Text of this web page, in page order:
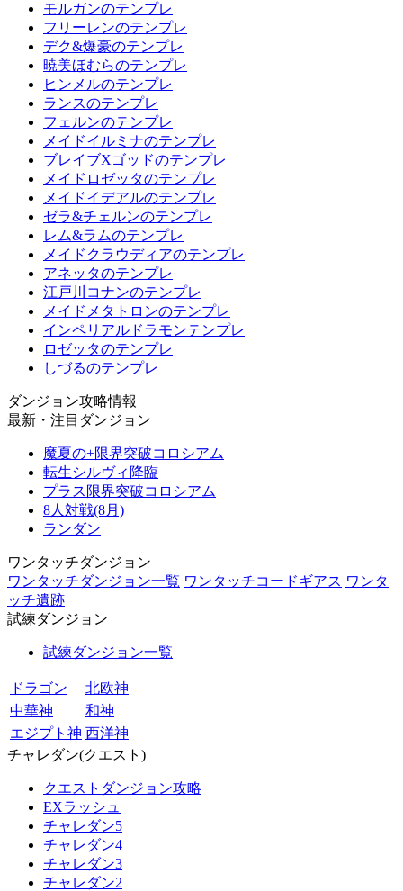
モルガンのテンプレ
フリーレンのテンプレ
デク&爆豪のテンプレ
暁美ほむらのテンプレ
ヒンメルのテンプレ
ランスのテンプレ
フェルンのテンプレ
メイドイルミナのテンプレ
ブレイブXゴッドのテンプレ
メイドロゼッタのテンプレ
メイドイデアルのテンプレ
ゼラ&チェルンのテンプレ
レム&ラムのテンプレ
メイドクラウディアのテンプレ
アネッタのテンプレ
江戸川コナンのテンプレ
メイドメタトロンのテンプレ
インペリアルドラモンテンプレ
ロゼッタのテンプレ
しづるのテンプレ
ダンジョン攻略情報
最新・注目ダンジョン
魔夏の+限界突破コロシアム
転生シルヴィ降臨
プラス限界突破コロシアム
8人対戦(8月)
ランダン
ワンタッチダンジョン
ワンタッチダンジョン一覧 ワンタッチコードギアス ワンタ
ッチ遺跡
試練ダンジョン
試練ダンジョン一覧
ドラゴン
北欧神
中華神
和神
エジプト神 西洋神
チャレダン(クエスト)
クエストダンジョン攻略
EXラッシュ
チャレダン5
チャレダン4
チャレダン3
チャレダン2